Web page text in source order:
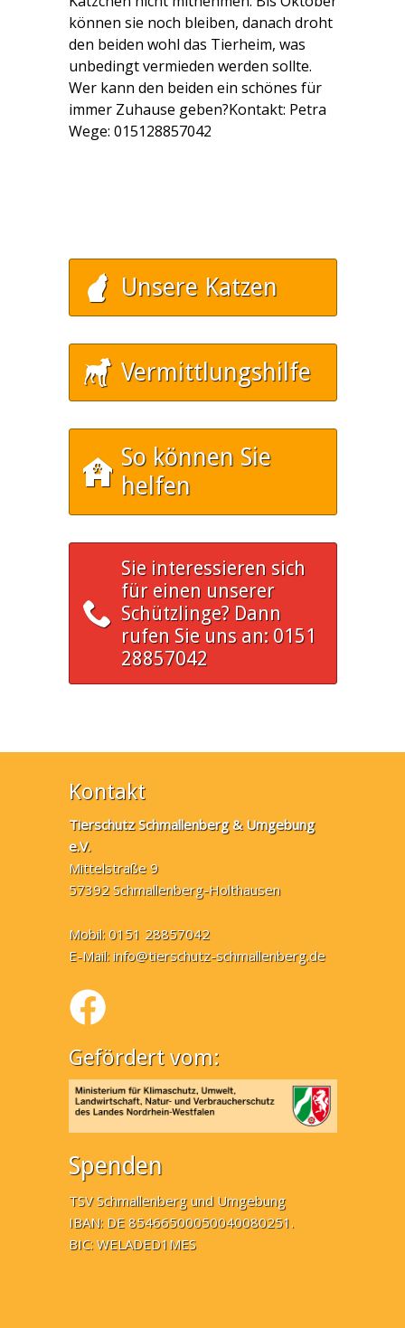
können sie noch bleiben, danach droht
den beiden wohl das Tierheim, was
unbedingt vermieden werden sollte.
Wer kann den beiden ein schönes für
immer Zuhause geben?Kontakt: Petra
Wege: 015128857042
Unsere Katzen
Vermittlungshilfe
So können Sie
helfen
Sie interessieren sich
für einen unserer
Schützlinge? Dann
rufen Sie uns an: 0151
28857042
Kontakt
Tierschutz Schmallenberg & Umgebung
e.V.
Mittelstraße 9
57392 Schmallenberg-Holthausen
Mobil: 0151 28857042
E-Mail:info@tierschutz-schmallenberg.de
Gefördert vom:
Spenden
TSV Schmallenberg und Umgebung
IBAN: DE 85466500050040080251.
BIC: WELADED1MES